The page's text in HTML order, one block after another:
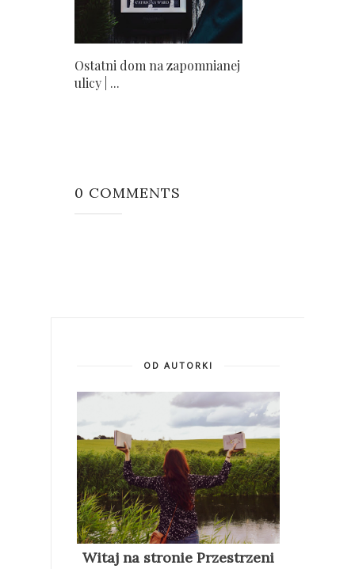
Ostatni dom na zapomnianej
ulicy | ...
0 COMMENTS
OD AUTORKI
Witaj na stronie Przestrzeni